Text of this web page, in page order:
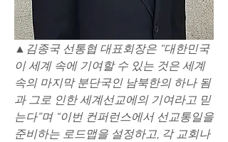
▲김종국 선통협 대표회장은 “대한민국
이 세계 속에 기여할 수 있는 것은 세계
속의 마지막 분단국인 남북한의 하나 됨
과 그로 인한 세계선교에의 기여라고 믿
는다”며 “이번 컨퍼런스에서 선교통일을
준비하는 로드맵을 설정하고, 각 교회나